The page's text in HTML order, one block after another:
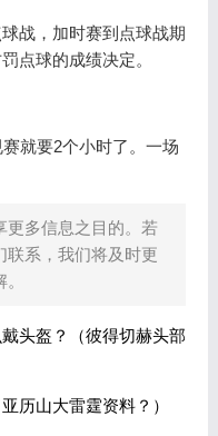
战，加时赛到点球战期
点球的成绩决定。
就要2个小时了。一场
更多信息之目的。若
联系，我们将及时更
头盔？（彼得切赫头部
历山大雷霆资料？）